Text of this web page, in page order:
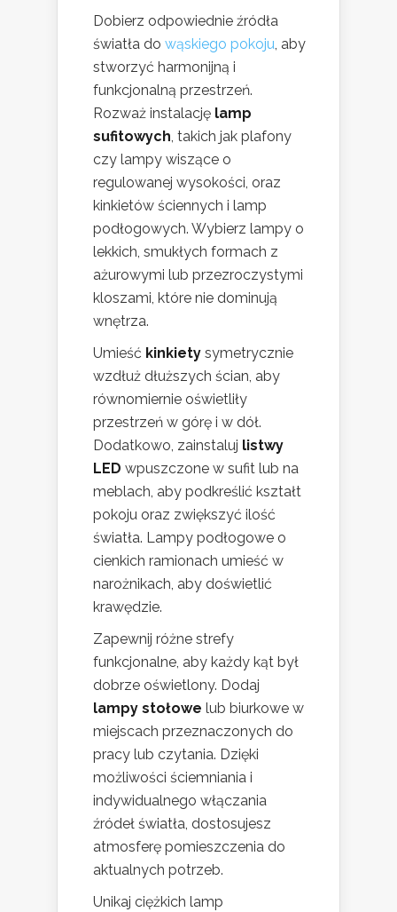
Dobierz odpowiednie źródła
światła do wąskiego pokoju, aby
stworzyć harmonijną i
funkcjonalną przestrzeń.
Rozważ instalację lamp
sufitowych, takich jak plafony
czy lampy wiszące o
regulowanej wysokości, oraz
kinkietów ściennych i lamp
podłogowych. Wybierz lampy o
lekkich, smukłych formach z
ażurowymi lub przezroczystymi
kloszami, które nie dominują
wnętrza.
Umieść kinkiety symetrycznie
wzdłuż dłuższych ścian, aby
równomiernie oświetliły
przestrzeń w górę i w dół.
Dodatkowo, zainstaluj listwy
LED wpuszczone w sufit lub na
meblach, aby podkreślić kształt
pokoju oraz zwiększyć ilość
światła. Lampy podłogowe o
cienkich ramionach umieść w
narożnikach, aby doświetlić
krawędzie.
Zapewnij różne strefy
funkcjonalne, aby każdy kąt był
dobrze oświetlony. Dodaj
lampy stołowe lub biurkowe w
miejscach przeznaczonych do
pracy lub czytania. Dzięki
możliwości ściemniania i
indywidualnego włączania
źródeł światła, dostosujesz
atmosferę pomieszczenia do
aktualnych potrzeb.
Unikaj ciężkich lamp